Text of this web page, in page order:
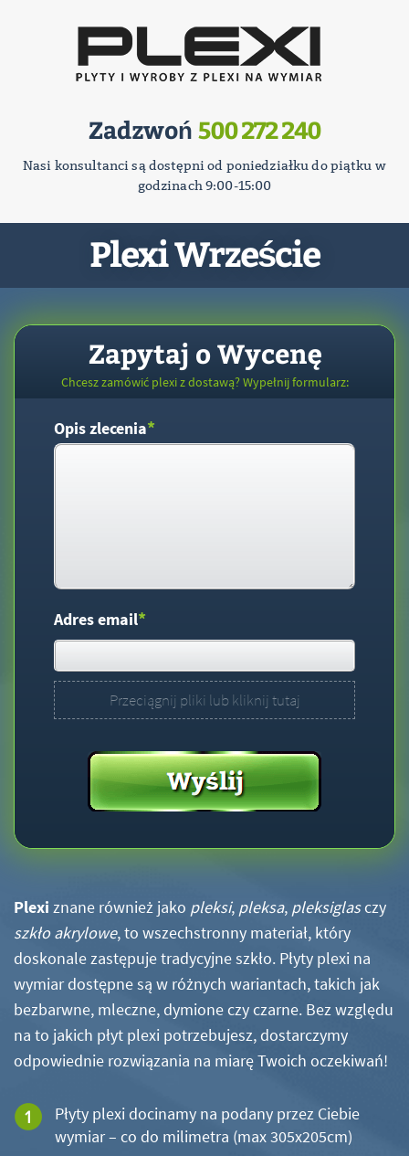
Zadzwoń 500 272 240
Nasi konsultanci są dostępni od poniedziałku do piątku w
godzinach 9:00-15:00
Plexi Wrzeście
Zapytaj o Wycenę
Chcesz zamówić plexi z dostawą? Wypełnij formularz:
Opis zlecenia*
Adres email*
Przeciągnij pliki lub kliknij tutaj
Plexi znane również jako pleksi, pleksa, pleksiglasczy
szkło akrylowe, to wszechstronny materiał, który
doskonale zastępuje tradycyjne szkło. Płyty plexi na
wymiar dostępne są w różnych wariantach, takich jak
bezbarwne, mleczne, dymione czy czarne. Bez względu
na to jakich płyt plexi potrzebujesz, dostarczymy
odpowiednie rozwiązania na miarę Twoich oczekiwań!
Płyty plexi docinamy na podany przez Ciebie
wymiar – co do milimetra (max 305x205cm)